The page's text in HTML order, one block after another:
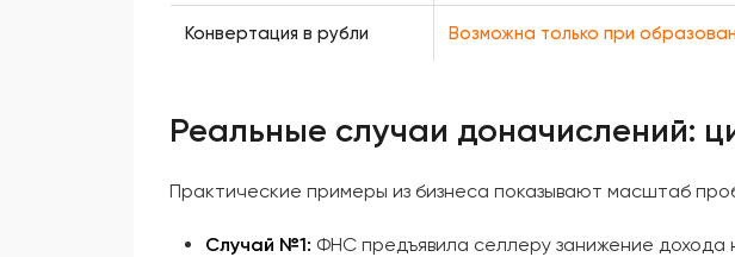
Конвертация в рубли Возможна только при
Реальные случаи доначислений:
Практические примеры из бизнеса показывают масштаб
Случай №1: ФНС предъявила селлеру занижение дохода